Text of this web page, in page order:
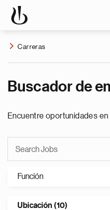
Carreras
Buscador de
Encuentre oportunidades
Función
Ubicación (10)